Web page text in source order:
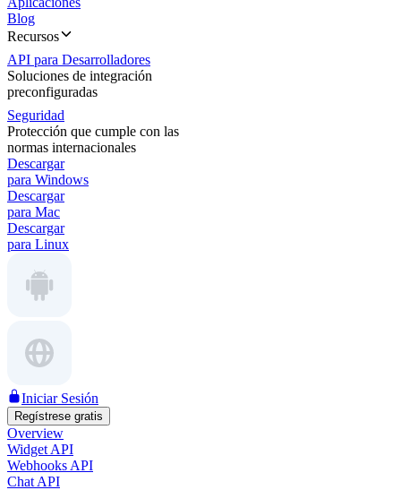
Blog
Recursos
API para Desarrolladores
Soluciones de integración
preconfiguradas
Seguridad
Protección que cumple con las
normas internacionales
Descargar
para Windows
Descargar
para Mac
Descargar
para Linux
Iniciar Sesión
Regístrese gratis
Overview
Widget API
Webhooks API
Chat API